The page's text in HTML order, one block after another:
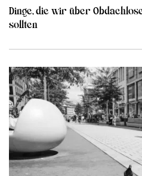
Dinge, die wir über
sollten